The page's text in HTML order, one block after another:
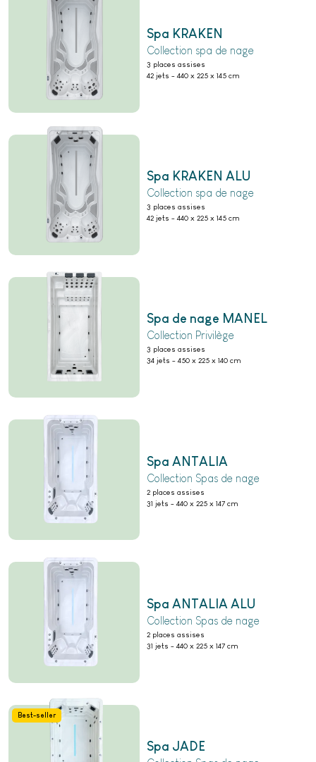
Spa KRAKEN
Collection spa de nage
3 places assises
42 jets -440 x 225 x 145 cm
Spa KRAKEN ALU
Collection spa de nage
3 places assises
42 jets -440 x 225 x 145 cm
Spa de nage MANEL
Collection Privilège
3 places assises
34 jets -450 x 225 x 140 cm
Spa ANTALIA
Collection Spas de nage
2 places assises
31 jets -440 x 225 x 147 cm
Spa ANTALIA ALU
Collection Spas de nage
2 places assises
31 jets -440 x 225 x 147 cm
Best-seller
Spa JADE